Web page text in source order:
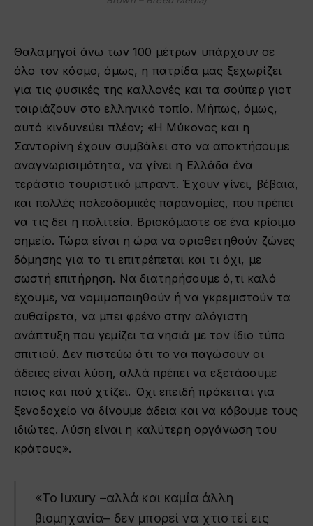
Θαλαμηγοί άνω των 100 μέτρων υπάρχουν σε
όλο τον κόσμο, όμως, η πατρίδα μας ξεχωρίζει
για τις φυσικές της καλλονές και τα σούπερ γιοτ
ταιριάζουν στο ελληνικό τοπίο. Μήπως, όμως,
αυτό κινδυνεύει πλέον; «Η Μύκονος και η
Σαντορίνη έχουν συμβάλει στο να αποκτήσουμε
αναγνωρισιμότητα, να γίνει η Ελλάδα ένα
τεράστιο τουριστικό μπραντ. Έχουν γίνει, βέβαια,
και πολλές πολεοδομικές παρανομίες, που πρέπει
να τις δει η πολιτεία. Βρισκόμαστε σε ένα κρίσιμο
σημείο. Τώρα είναι η ώρα να οριοθετηθούν ζώνες
δόμησης για το τι επιτρέπεται και τι όχι, με
σωστή επιτήρηση. Να διατηρήσουμε ό,τι καλό
έχουμε, να νομιμοποιηθούν ή να γκρεμιστούν τα
αυθαίρετα, να μπει φρένο στην αλόγιστη
ανάπτυξη που γεμίζει τα νησιά με τον ίδιο τύπο
σπιτιού. Δεν πιστεύω ότι το να παγώσουν οι
άδειες είναι λύση, αλλά πρέπει να εξετάσουμε
ποιος και πού χτίζει. Όχι επειδή πρόκειται για
ξενοδοχείο να δίνουμε άδεια και να κόβουμε τους
ιδιώτες. Λύση είναι η καλύτερη οργάνωση του
κράτους».
«Το luxury –αλλά και καμία άλλη
βιομηχανία– δεν μπορεί να χτιστεί εις